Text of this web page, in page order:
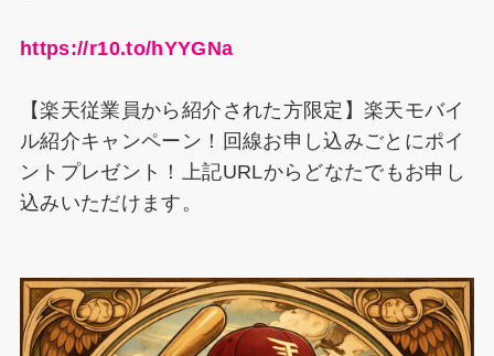
https://r10.to/hYYGNa
【楽天従業員から紹介された方限定】楽天モバイ
ル紹介キャンペーン！回線お申し込みごとにポイ
ントプレゼント！上記URLからどなたでもお申し
込みいただけます。